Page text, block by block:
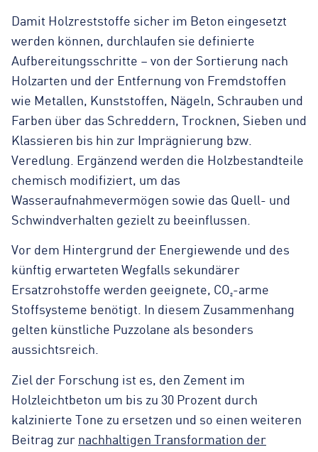
Damit Holzreststoffe sicher im Beton eingesetzt
werden können, durchlaufen sie definierte
Aufbereitungsschritte – von der Sortierung nach
Holzarten und der Entfernung von Fremdstoffen
wie Metallen, Kunststoffen, Nägeln, Schrauben und
Farben über das Schreddern, Trocknen, Sieben und
Klassieren bis hin zur Imprägnierung bzw.
Veredlung. Ergänzend werden die Holzbestandteile
chemisch modifiziert, um das
Wasseraufnahmevermögen sowie das Quell- und
Schwindverhalten gezielt zu beeinflussen.
Vor dem Hintergrund der Energiewende und des
künftig erwarteten Wegfalls sekundärer
Ersatzrohstoffe werden geeignete, CO₂-arme
Stoffsysteme benötigt. In diesem Zusammenhang
gelten künstliche Puzzolane als besonders
aussichtsreich.
Ziel der Forschung ist es, den Zement im
Holzleichtbeton um bis zu 30 Prozent durch
kalzinierte Tone zu ersetzen und so einen weiteren
Beitrag zurnachhaltigen Transformation der